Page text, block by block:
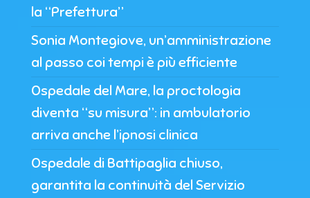
la “Prefettura”
Sonia Montegiove, un’amministrazione
al passo coi tempi è più efficiente
Ospedale del Mare, la proctologia
diventa “su misura”: in ambulatorio
arriva anche l’ipnosi clinica
Ospedale di Battipaglia chiuso,
garantita la continuità del Servizio